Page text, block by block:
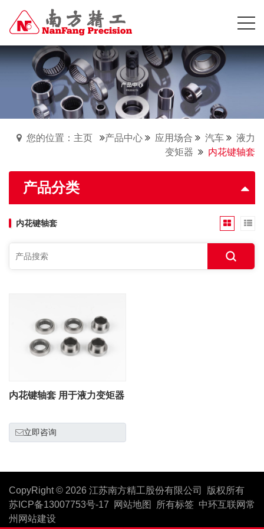
您的位置：主页 产品中心 应用场合 汽车
液力
变矩器
内花键轴套
产品分类
内花键轴套
内花键轴套 用于液力变矩器
立即咨询
CopyRight © 2026 江苏南方精工股份有限公司 版权所有
苏ICP备13007753号-17
网站地图 所有标签 中环互联网常
州网站建设